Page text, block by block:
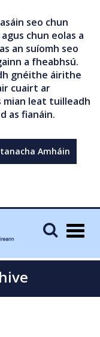
seo chun
chun eolas a
an suíomh seo
a fheabhsú.
gnéithe áirithe
cuairt ar
mian leat tuilleadh
as fianáin.
Amháin